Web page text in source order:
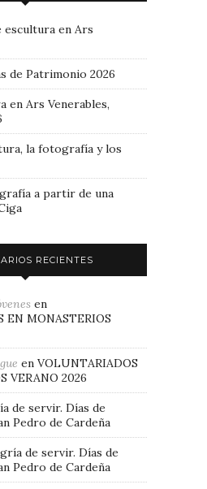
en Ars
de Patrimonio 2026
en Ars Venerables,
la fotografía y los
a partir de una
RECIENTES
en
EN MONASTERIOS
en VOLUNTARIADOS
VERANO 2026
de servir. Días de
Pedro de Cardeña
de servir. Días de
Pedro de Cardeña